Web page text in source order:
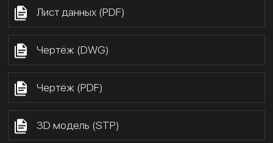
Лист данных (PDF)
Чертёж (DWG)
Чертёж (PDF)
3D модель (STP)